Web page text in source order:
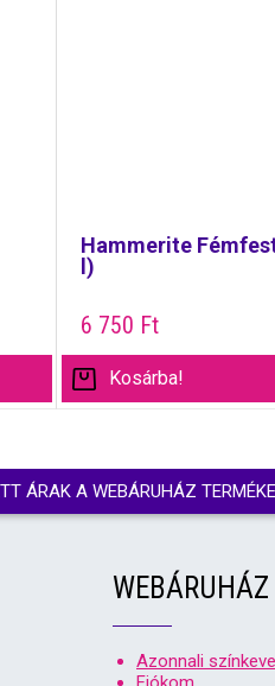
Hammerite
l)
6 750 Ft
Kosárba!
ÁRAK A WEBÁRUHÁZ
WEBÁRUHÁZ
Azonnali